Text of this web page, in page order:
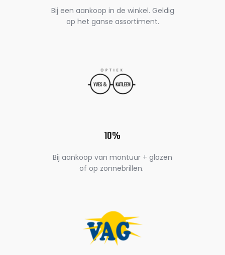
Bij een aankoop in de winkel. Geldig
op het ganse assortiment.
10%
Bij aankoop van montuur + glazen
of op zonnebrillen.